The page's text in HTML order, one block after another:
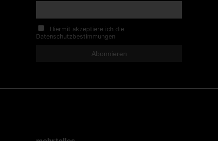
Hiermit akzeptiere ich die
Datenschutzbestimmungen